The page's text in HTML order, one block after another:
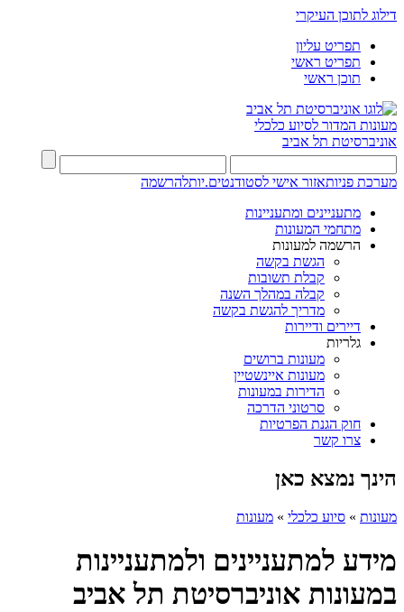
דילוג לתוכן העיקרי
תפריט עליון
תפריט ראשי
תוכן ראשי
מעונות המדור לסיוע כלכלי
אוניברסיטת תל אביב
מערכת פניותאזור אישי לסטודנטים.יותלהרשמה
מתעניינים ומתעניינות
מתחמי המעונות
הרשמה למעונות
הגשת בקשה
קבלת תשובות
קבלה במהלך השנה
מדריך להגשת בקשה
דיירים ודיירות
גלריות
מעונות ברושים
מעונות איינשטיין
הדירות במעונות
סרטוני הדרכה
חוק הגנת הפרטיות
צרו קשר
הינך נמצא כאן
מעונות » סיוע כלכלי » מעונות
מידע למתעניינים ולמתעניינות
במעונות אוניברסיטת תל אביב